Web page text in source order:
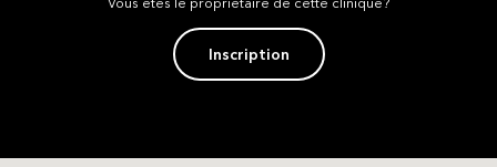
Vous êtes le propriétaire de cette clinique?
Inscription